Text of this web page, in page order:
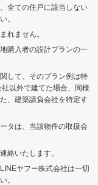
全ての住戸に該当しない
。
れません。
購入者の設計プランの一
して、そのプラン例は特
以外で建てた場合、同様
、建築請負会社を特定す
タは、当該物件の取扱会
絡いたします。
ヤフー株式会社は一切
。